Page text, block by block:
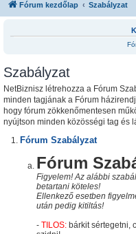
Fórum kezdőlap Szabályzat
Szabályzat
NetBiznisz létrehozza a Fórum
minden tagjának a Fórum
hogy fórum zökkenőmentesen
nyújtson minden közösségi tag és
Fórum Szabályzat
Fórum
Figyelem! Az alábbi
betartani köteles!
Ellenkező esetben
után pedig kitiltás!
- TILOS: bárkit sértegetni,